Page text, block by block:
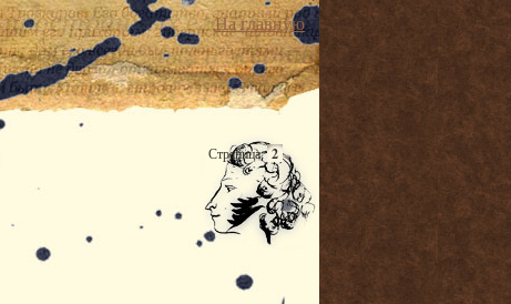
На главную
Страница: 2